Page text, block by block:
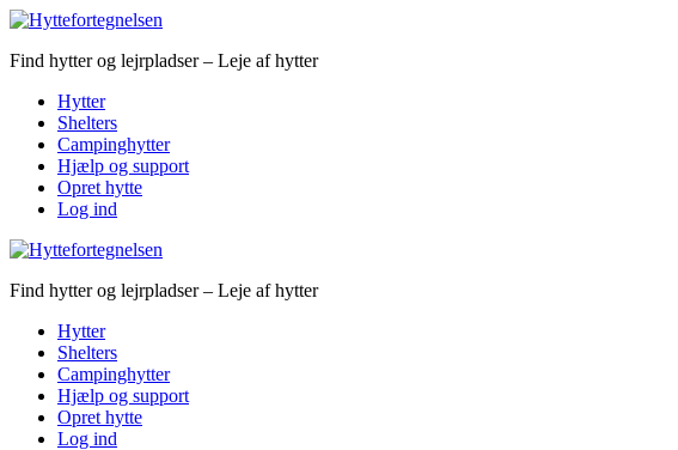
Find hytter og lejrpladser – Leje af hytter
Hytter
Shelters
Campinghytter
Hjælp og support
Opret hytte
Log ind
Find hytter og lejrpladser – Leje af hytter
Hytter
Shelters
Campinghytter
Hjælp og support
Opret hytte
Log ind